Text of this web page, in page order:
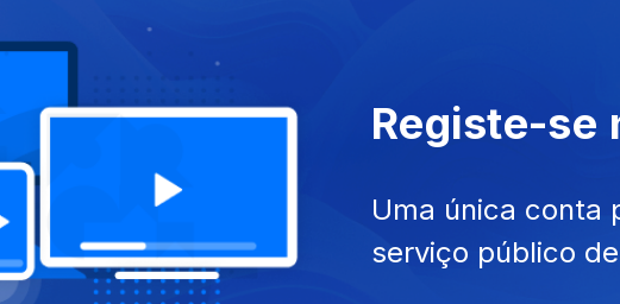
Registe-se
Uma única conta
serviço público